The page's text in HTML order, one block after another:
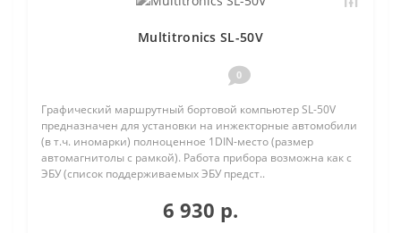
Multitronics SL-50V
0
Графический маршрутный бортовой компьютер SL-50V
предназначен для установки на инжекторные автомобили
(в т.ч. иномарки) полноценное 1DIN-место (размер
автомагнитолы с рамкой). Работа прибора возможна как с
ЭБУ (список поддерживаемых ЭБУ предст..
6 930 р.